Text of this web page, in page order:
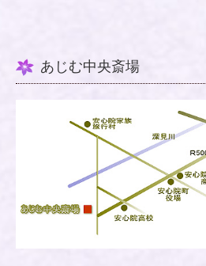
あじむ中央斎場